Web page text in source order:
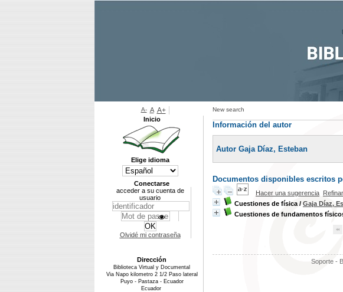
New search
Información del autor
Autor Gaja Díaz, Esteban
Documentos disponibles escritos
Hacer una sugerencia
Cuestiones de física / Gaja Díaz,
Cuestiones de fundamentos
Soporte -
A- A A+
Inicio
Elige idioma
Conectarse
acceder a su cuenta de
usuario
Olvidé mi contraseña
Dirección
Biblioteca Virtual y Documental
Via Napo kilometro 2 1/2 Paso lateral
Puyo - Pastaza - Ecuador
Ecuador